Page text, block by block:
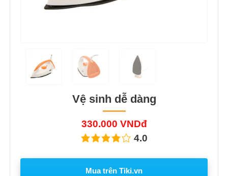
Vệ sinh dễ dàng
330.000 VNDđ
4.0
Mua trên Tiki.vn